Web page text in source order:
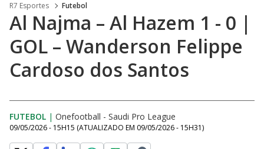
R7 Esportes Futebol
Al Najma – Al Hazem 1 - 0 |
GOL – Wanderson Felippe
Cardoso dos Santos
FUTEBOL | Onefootball - Saudi Pro League
09/05/2026 - 15H15 (ATUALIZADO EM 09/05/2026 - 15H31)